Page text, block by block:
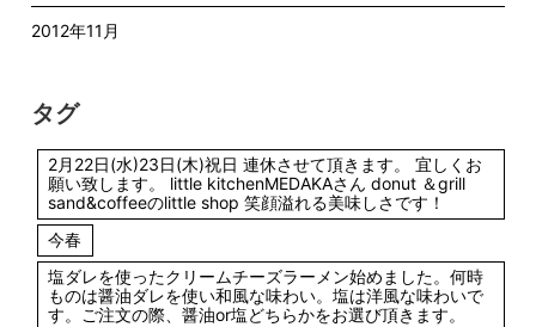
2012年11月
タグ
2月22日(水)23日(木)祝日 連休させて頂きます。 宜しくお
願い致します。 little kitchenMEDAKAさん donut ＆grill
sand&coffeeのlittle shop 笑顔溢れる美味しさです！
今春
塩ダレを使ったクリームチーズラーメン始めました。何時
ものは醤油ダレを使い和風な味わい。塩は洋風な味わいで
す。ご注文の際、醤油or塩どちらかをお選び頂きます。